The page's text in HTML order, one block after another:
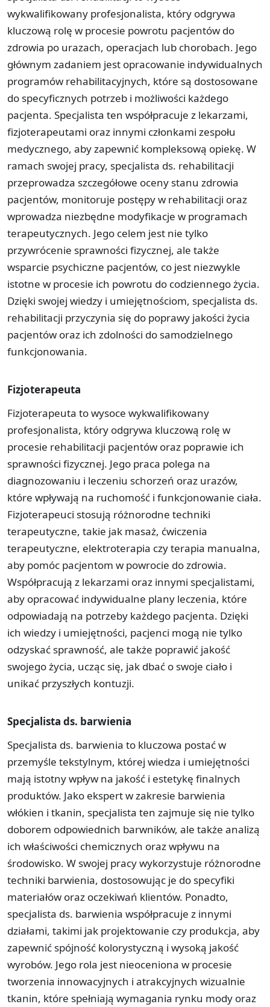
wykwalifikowany profesjonalista, który odgrywa
kluczową rolę w procesie powrotu pacjentów do
zdrowia po urazach, operacjach lub chorobach. Jego
głównym zadaniem jest opracowanie indywidualnych
programów rehabilitacyjnych, które są dostosowane
do specyficznych potrzeb i możliwości każdego
pacjenta. Specjalista ten współpracuje z lekarzami,
fizjoterapeutami oraz innymi członkami zespołu
medycznego, aby zapewnić kompleksową opiekę. W
ramach swojej pracy, specjalista ds. rehabilitacji
przeprowadza szczegółowe oceny stanu zdrowia
pacjentów, monitoruje postępy w rehabilitacji oraz
wprowadza niezbędne modyfikacje w programach
terapeutycznych. Jego celem jest nie tylko
przywrócenie sprawności fizycznej, ale także
wsparcie psychiczne pacjentów, co jest niezwykle
istotne w procesie ich powrotu do codziennego życia.
Dzięki swojej wiedzy i umiejętnościom, specjalista ds.
rehabilitacji przyczynia się do poprawy jakości życia
pacjentów oraz ich zdolności do samodzielnego
funkcjonowania.
Fizjoterapeuta
Fizjoterapeuta to wysoce wykwalifikowany
profesjonalista, który odgrywa kluczową rolę w
procesie rehabilitacji pacjentów oraz poprawie ich
sprawności fizycznej. Jego praca polega na
diagnozowaniu i leczeniu schorzeń oraz urazów,
które wpływają na ruchomość i funkcjonowanie ciała.
Fizjoterapeuci stosują różnorodne techniki
terapeutyczne, takie jak masaż, ćwiczenia
terapeutyczne, elektroterapia czy terapia manualna,
aby pomóc pacjentom w powrocie do zdrowia.
Współpracują z lekarzami oraz innymi specjalistami,
aby opracować indywidualne plany leczenia, które
odpowiadają na potrzeby każdego pacjenta. Dzięki
ich wiedzy i umiejętności, pacjenci mogą nie tylko
odzyskać sprawność, ale także poprawić jakość
swojego życia, ucząc się, jak dbać o swoje ciało i
unikać przyszłych kontuzji.
Specjalista ds. barwienia
Specjalista ds. barwienia to kluczowa postać w
przemyśle tekstylnym, której wiedza i umiejętności
mają istotny wpływ na jakość i estetykę finalnych
produktów. Jako ekspert w zakresie barwienia
włókien i tkanin, specjalista ten zajmuje się nie tylko
doborem odpowiednich barwników, ale także analizą
ich właściwości chemicznych oraz wpływu na
środowisko. W swojej pracy wykorzystuje różnorodne
techniki barwienia, dostosowując je do specyfiki
materiałów oraz oczekiwań klientów. Ponadto,
specjalista ds. barwienia współpracuje z innymi
działami, takimi jak projektowanie czy produkcja, aby
zapewnić spójność kolorystyczną i wysoką jakość
wyrobów. Jego rola jest nieoceniona w procesie
tworzenia innowacyjnych i atrakcyjnych wizualnie
tkanin, które spełniają wymagania rynku mody oraz